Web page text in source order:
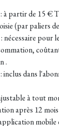
: à partir de 15 €
(par paliers
: nécessaire pour
.
: inclus dans
à tout
après 12 mois
mobile